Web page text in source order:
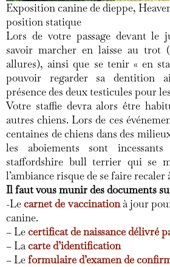
Exposition canine de dieppe,
position statique
Lors de votre passage devant le
savoir marcher en laisse au trot
allures), ainsi que se tenir « en
pouvoir regarder sa dentition
présence des deux testicules pour
Votre staffie devra alors être
autres chiens. Lors de ces
centaines de chiens dans des
les aboiements sont
staffordshire bull terrier qui se
l’ambiance risque de se faire recaler
Il faut vous munir des documents
-Lecarnet de vaccinationà jour
canine.
– Lecertificat de naissance délivré
– Lacarte d’identification
– Leformulaire d’examen de